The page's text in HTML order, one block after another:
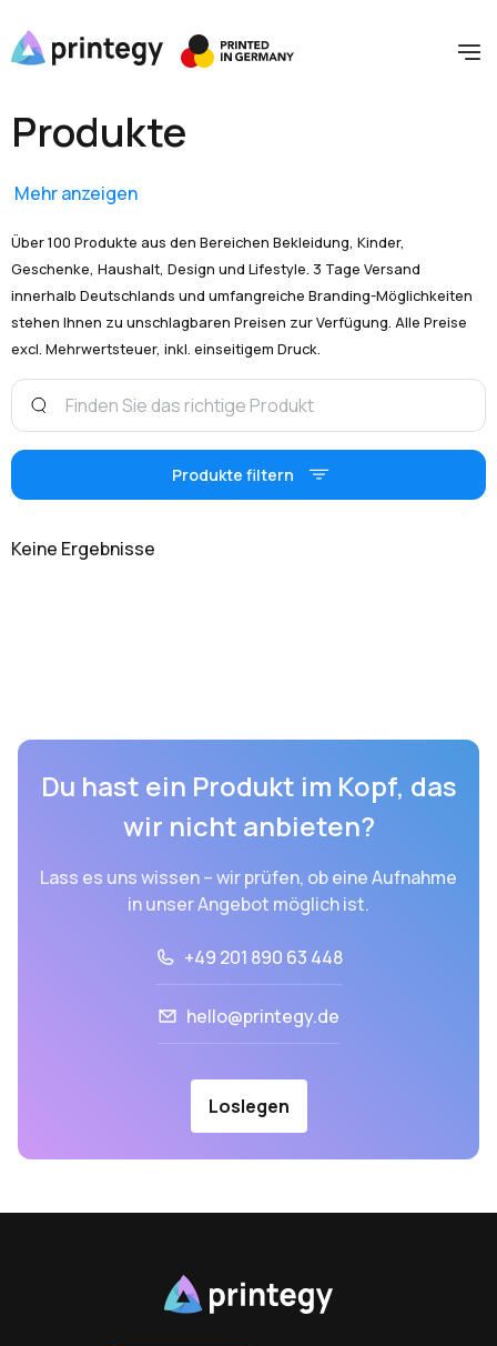
Produkte
Mehr anzeigen
Über 100 Produkte aus den Bereichen Bekleidung, Kinder,
Geschenke, Haushalt, Design und Lifestyle. 3 Tage Versand
innerhalb Deutschlands und umfangreiche Branding-Möglichkeiten
stehen Ihnen zu unschlagbaren Preisen zur Verfügung. Alle Preise
excl. Mehrwertsteuer, inkl. einseitigem Druck.
Produkte filtern
Keine Ergebnisse
Du hast ein Produkt im Kopf, das
wir nicht anbieten?
Lass es uns wissen – wir prüfen, ob eine Aufnahme
in unser Angebot möglich ist.
+49 201 890 63 448
hello@printegy.de
Loslegen